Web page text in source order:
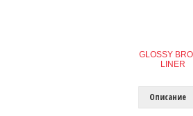
GLOSSY
LINER
Описание